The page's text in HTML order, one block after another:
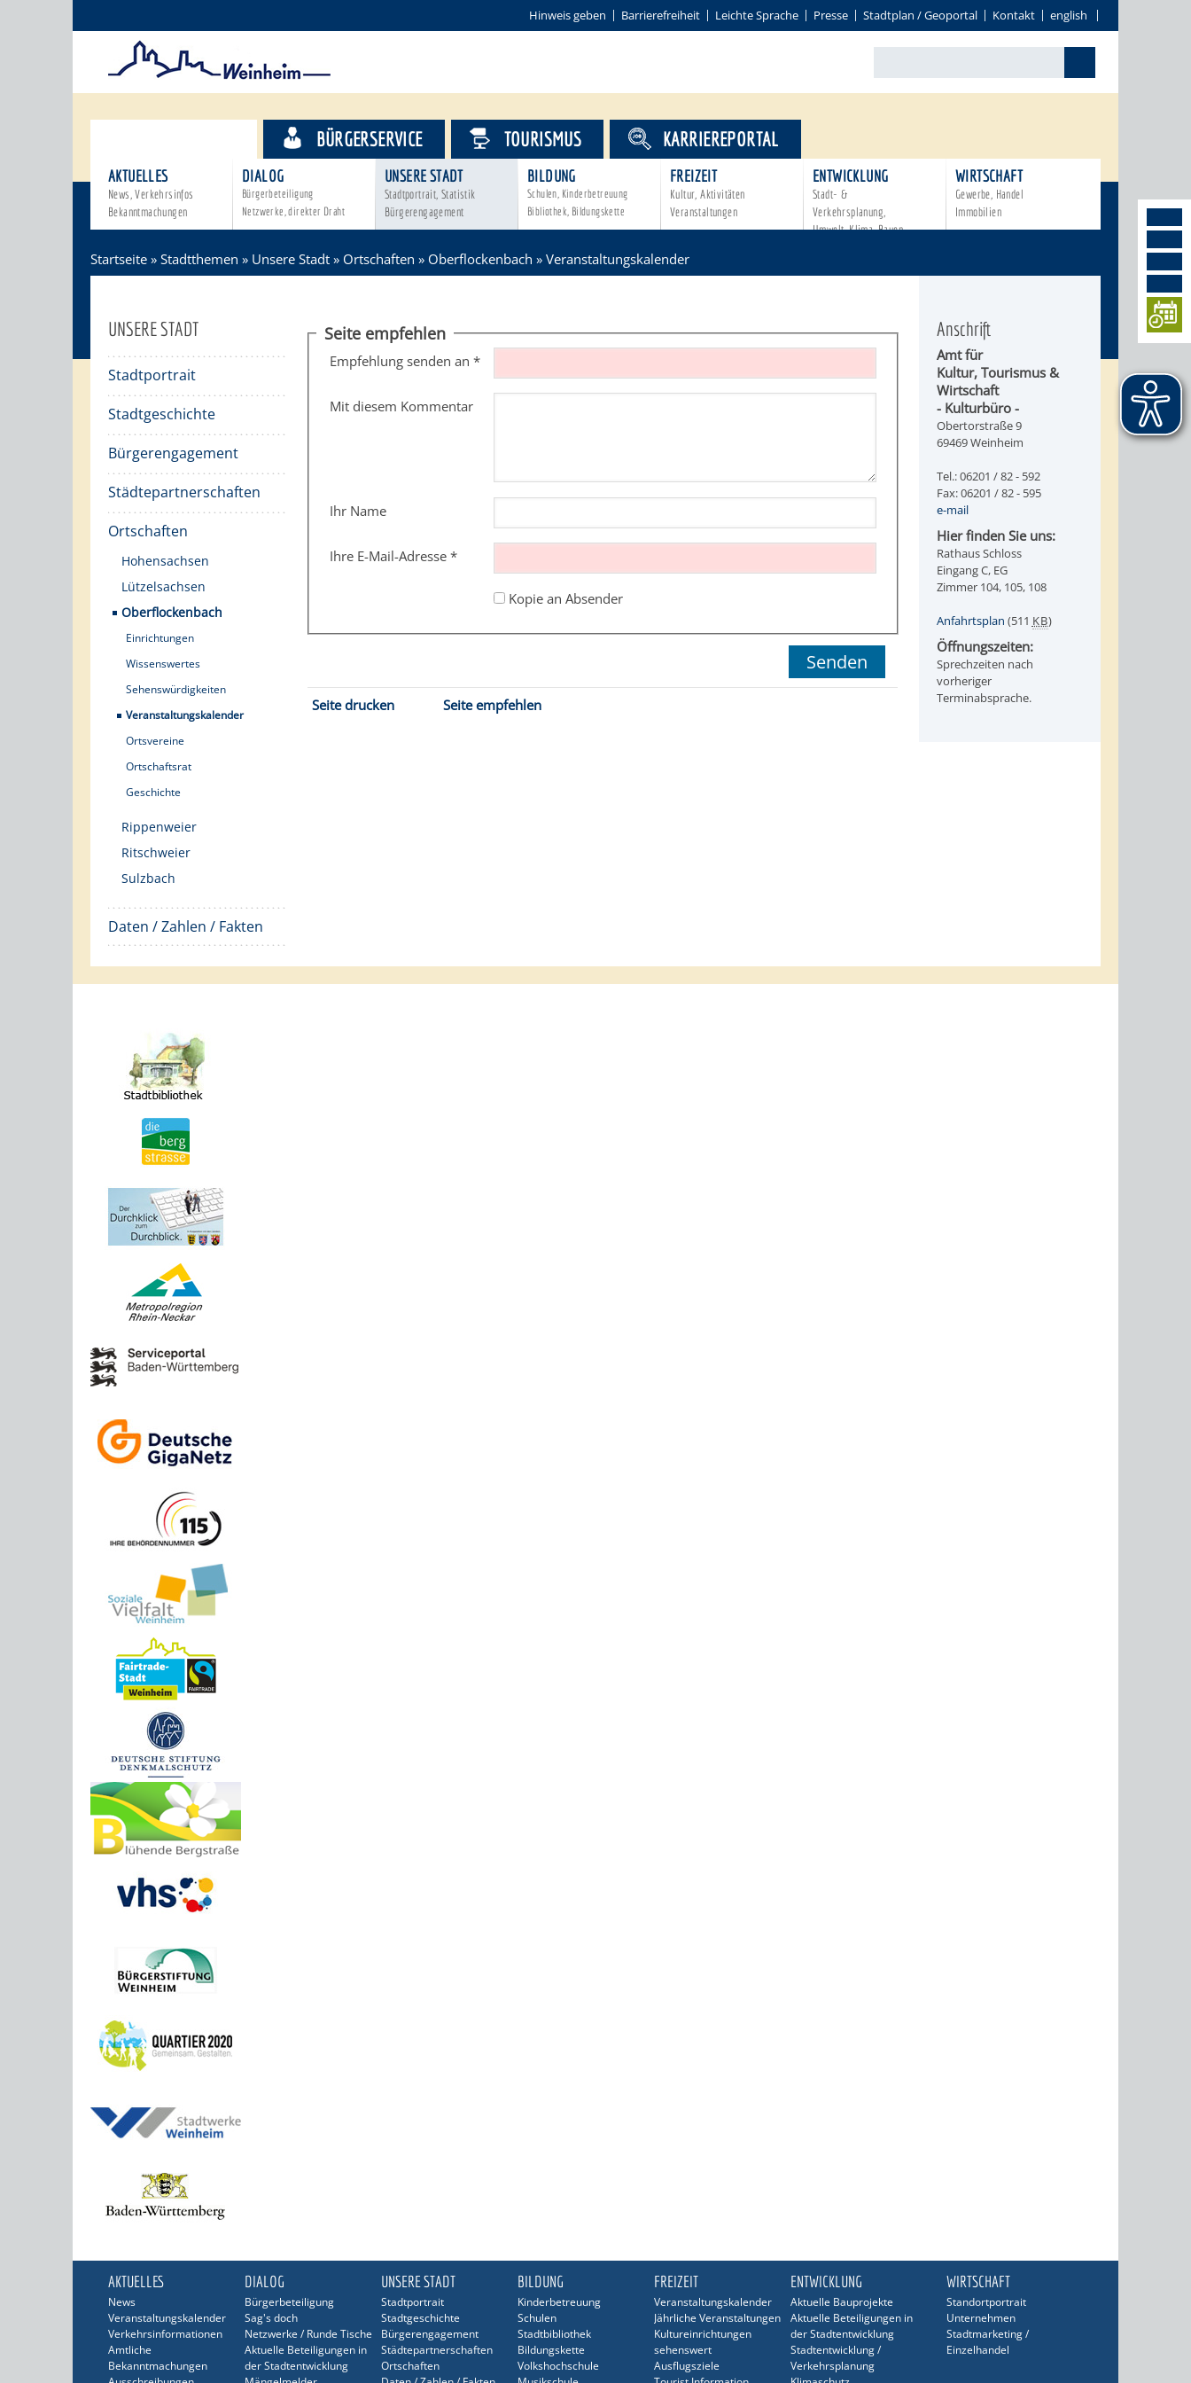
Hinweis geben Barrierefreiheit Leichte Sprache Presse Stadtplan / Geoportal Kontakt english
AKTUELLES
News, Verkehrsinfos
Bekanntmachungen
DIALOG
Bürgerbeteiligung
Netzwerke, direkter Draht
UNSERE STADT
Stadtportrait, Statistik
Bürgerengagement
BILDUNG
Schulen, Kinderbetreuung
Bibliothek, Bildungskette
FREIZEIT
Kultur, Aktivitäten
Veranstaltungen
ENTWICKLUNG
Stadt- &
Verkehrsplanung,
Umwelt, Klima, Bauen
WIRTSCHAFT
Gewerbe, Handel
Immobilien
BÜRGERSERVICE TOURISMUS KARRIEREPORTAL
Startseite » Stadtthemen » Unsere Stadt » Ortschaften » Oberflockenbach » Veranstaltungskalender
UNSERE STADT
Stadtportrait
Stadtgeschichte
Bürgerengagement
Städtepartnerschaften
Ortschaften
Hohensachsen
Lützelsachsen
Oberflockenbach
Einrichtungen
Wissenswertes
Sehenswürdigkeiten
Veranstaltungskalender
Ortsvereine
Ortschaftsrat
Geschichte
Rippenweier
Ritschweier
Sulzbach
Daten / Zahlen / Fakten
Seite empfehlen
Empfehlung senden an *
Mit diesem Kommentar
Ihr Name
Ihre E-Mail-Adresse*
Kopie an Absender
Seite drucken Seite empfehlen
Anschrift
Amt für
Kultur, Tourismus &
Wirtschaft
- Kulturbüro -
Obertorstraße 9
69469 Weinheim
Tel.: 06201 / 82 - 592
Fax: 06201 / 82 - 595
e-mail
Hier finden Sie uns:
Rathaus Schloss
Eingang C, EG
Zimmer 104, 105, 108
Anfahrtsplan (511 KB)
Öffnungszeiten:
Sprechzeiten nach
vorheriger
Terminabsprache.
AKTUELLES
News
Veranstaltungskalender
Verkehrsinformationen
Amtliche
Bekanntmachungen
DIALOG
Bürgerbeteiligung
Sag's doch
Netzwerke / Runde Tische
Aktuelle Beteiligungen in
der Stadtentwicklung
UNSERE STADT
Stadtportrait
Stadtgeschichte
Bürgerengagement
Städtepartnerschaften
Ortschaften
BILDUNG
Kinderbetreuung
Schulen
Stadtbibliothek
Bildungskette
Volkshochschule
FREIZEIT
Veranstaltungskalender
Jährliche Veranstaltungen
Kultureinrichtungen
sehenswert
Ausflugsziele
ENTWICKLUNG
Aktuelle Bauprojekte
Aktuelle Beteiligungen in
der Stadtentwicklung
Stadtentwicklung /
Verkehrsplanung
WIRTSCHAFT
Standortportrait
Unternehmen
Stadtmarketing /
Einzelhandel